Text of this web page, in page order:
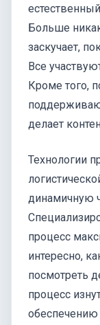
Больше
заскучает,
Все
Кроме того,
делает
Технологии
динамичную
процесс
интересно,
посмотреть
процесс
обеспечению